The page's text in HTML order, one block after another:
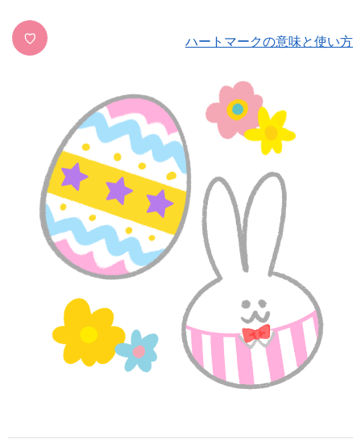
♡ ハートマークの意味と使い方